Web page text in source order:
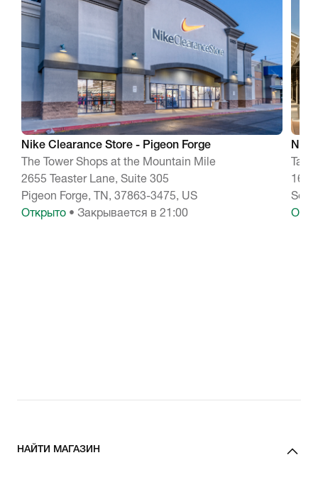
Nike Clearance Store - Pigeon Forge
The Tower Shops at the Mountain Mile
2655 Teaster Lane, Suite 305
Pigeon Forge, TN, 37863-3475, US
Открыто • Закрывается в 21:00
Nike
НАЙТИ МАГАЗИН